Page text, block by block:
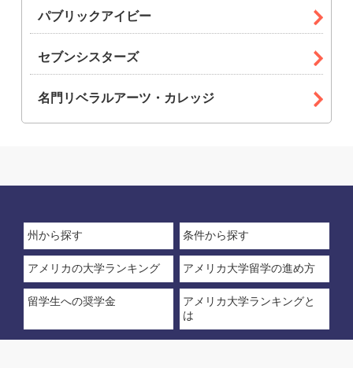
パブリックアイビー
セブンシスターズ
名門リベラルアーツ・カレッジ
州から探す 条件から探す
アメリカの大学ランキング アメリカ大学留学の進め方
留学生への奨学金
アメリカ大学ランキングと
は